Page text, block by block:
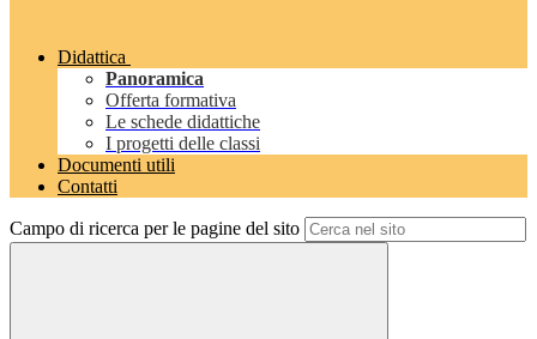
Didattica
Panoramica
Offerta formativa
Le schede didattiche
I progetti delle classi
Documenti utili
Contatti
Campo di ricerca per le pagine del sito